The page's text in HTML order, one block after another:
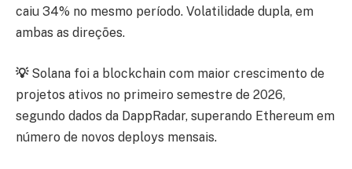
caiu 34% no mesmo período. Volatilidade dupla, em
ambas as direções.
💡Solana foi a blockchain com maior crescimento de
projetos ativos no primeiro semestre de 2026,
segundo dados da DappRadar, superando Ethereum em
número de novos deploys mensais.